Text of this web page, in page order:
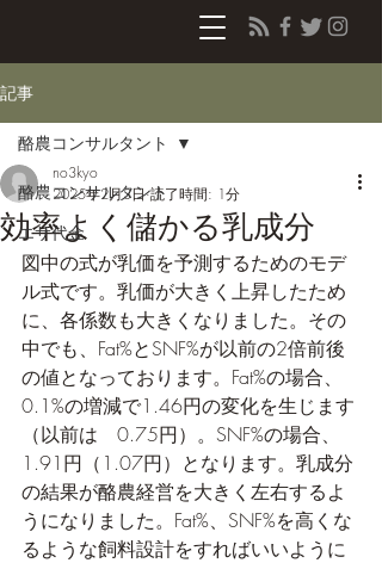
記事
酪農コンサルタント
エサ代金
酪農コンサルタント
効率よく儲かる乳成分
no3kyo
2025年2月3日 読了時間: 1分
図中の式が乳価を予測するためのモデ
ル式です。乳価が大きく上昇したため
に、各係数も大きくなりました。その
中でも、Fat%とSNF%が以前の2倍前後
の値となっております。Fat%の場合、
0.1%の増減で1.46円の変化を生じます
（以前は	0.75円）。SNF%の場合、
1.91円（1.07円）となります。乳成分
の結果が酪農経営を大きく左右するよ
うになりました。Fat%、SNF%を高くな
るような飼料設計をすればいいように